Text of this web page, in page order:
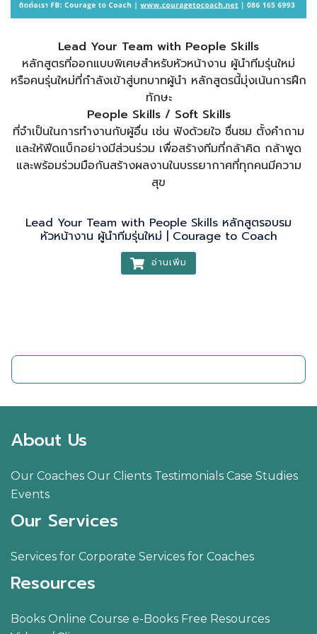
Lead Your Team with People Skills
หลักสูตรที่ออกแบบพิเศษสำหรับหัวหน้างาน ผู้นำทีมรุ่นใหม่
หรือคนรุ่นใหม่ที่กำลังเข้าสู่บทบาทผู้นำ หลักสูตรนี้มุ่งเน้นการฝึก
ทักษะ
People Skills / Soft Skills
ที่จำเป็นในการทำงานกับผู้อื่น เช่น ฟังด้วยใจ ชื่นชม ตั้งคำถาม
และให้ฟีดแบ็กอย่างมีส่วนร่วม เพื่อสร้างทีมที่กล้าคิด กล้าพูด
และพร้อมร่วมมือกันสร้างผลงานในบรรยากาศที่ทุกคนมีความ
สุข
Lead Your Team with People Skills หลักสูตรอบรม
หัวหน้างาน ผู้นำทีมรุ่นใหม่ | Courage to Coach
อ่านเพิ่ม
About Us
Our Coaches Our Clients Testimonials Case Studies
Events
Our Services
Services for Corporate Services for Coaches
Resources
Books Online Course e-Books Free Resources